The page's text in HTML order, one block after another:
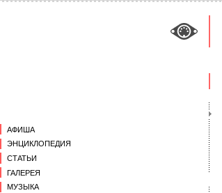
АФИША
ЭНЦИКЛОПЕДИЯ
СТАТЬИ
ГАЛЕРЕЯ
МУЗЫКА